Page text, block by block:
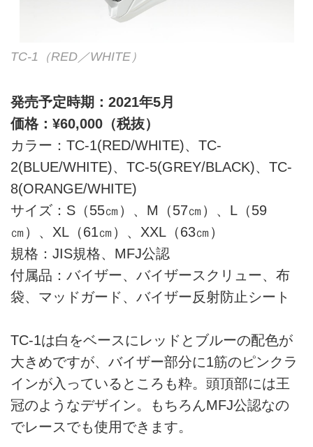
TC-1（RED／WHITE）
発売予定時期：2021年5月
価格：¥60,000（税抜）
カラー：TC-1(RED/WHITE)、TC-
2(BLUE/WHITE)、TC-5(GREY/BLACK)、TC-
8(ORANGE/WHITE)
サイズ：S（55㎝）、M（57㎝）、L（59
㎝）、XL（61㎝）、XXL（63㎝）
規格：JIS規格、MFJ公認
付属品：バイザー、バイザースクリュー、布
袋、マッドガード、バイザー反射防止シート
TC-1は白をベースにレッドとブルーの配色が
大きめですが、バイザー部分に1筋のピンクラ
インが入っているところも粋。頭頂部には王
冠のようなデザイン。もちろんMFJ公認なの
でレースでも使用できます。